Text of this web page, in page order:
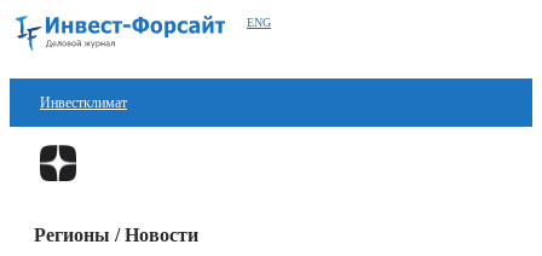
ENG
Инвестклимат
Финансы
Регионы / Новости